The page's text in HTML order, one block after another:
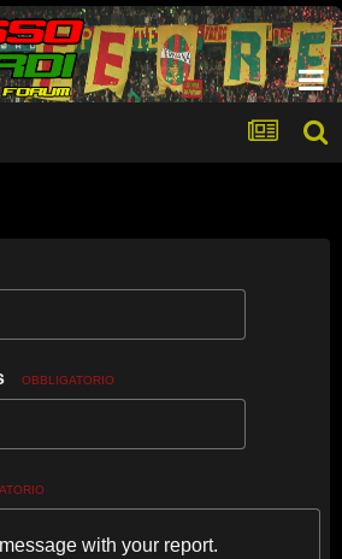
OBBLIGATORIO
with your report.